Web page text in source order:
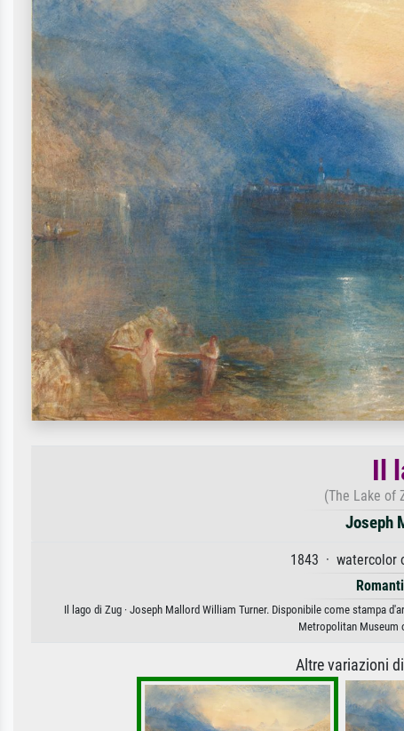
Il
(The Lake of
Joseph
1843 · watercolor
Il lago di Zug · Joseph Mallord William Turner. Disponibile come stampa
Metropolitan Museum
Altre variazioni